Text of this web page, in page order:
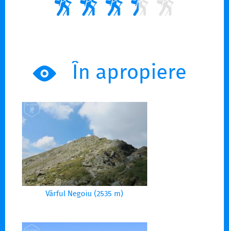
În apropiere
Vârful Negoiu (2535 m)